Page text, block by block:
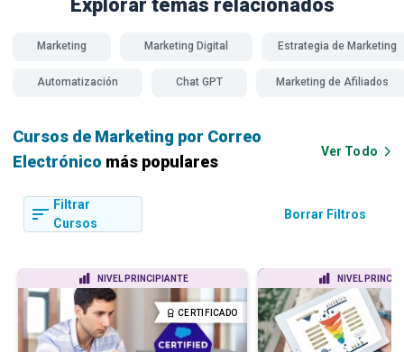
Explorar temas relacionados
Marketing Marketing Digital Estrategia de Marketing
Automatización Chat GPT Marketing de Afiliados
Cursos de Marketing por Correo
Electrónico más populares
Ver Todo
Filtrar
Cursos
Borrar Filtros
NIVEL PRINCIPIANTE
CERTIFICADO
NIVEL